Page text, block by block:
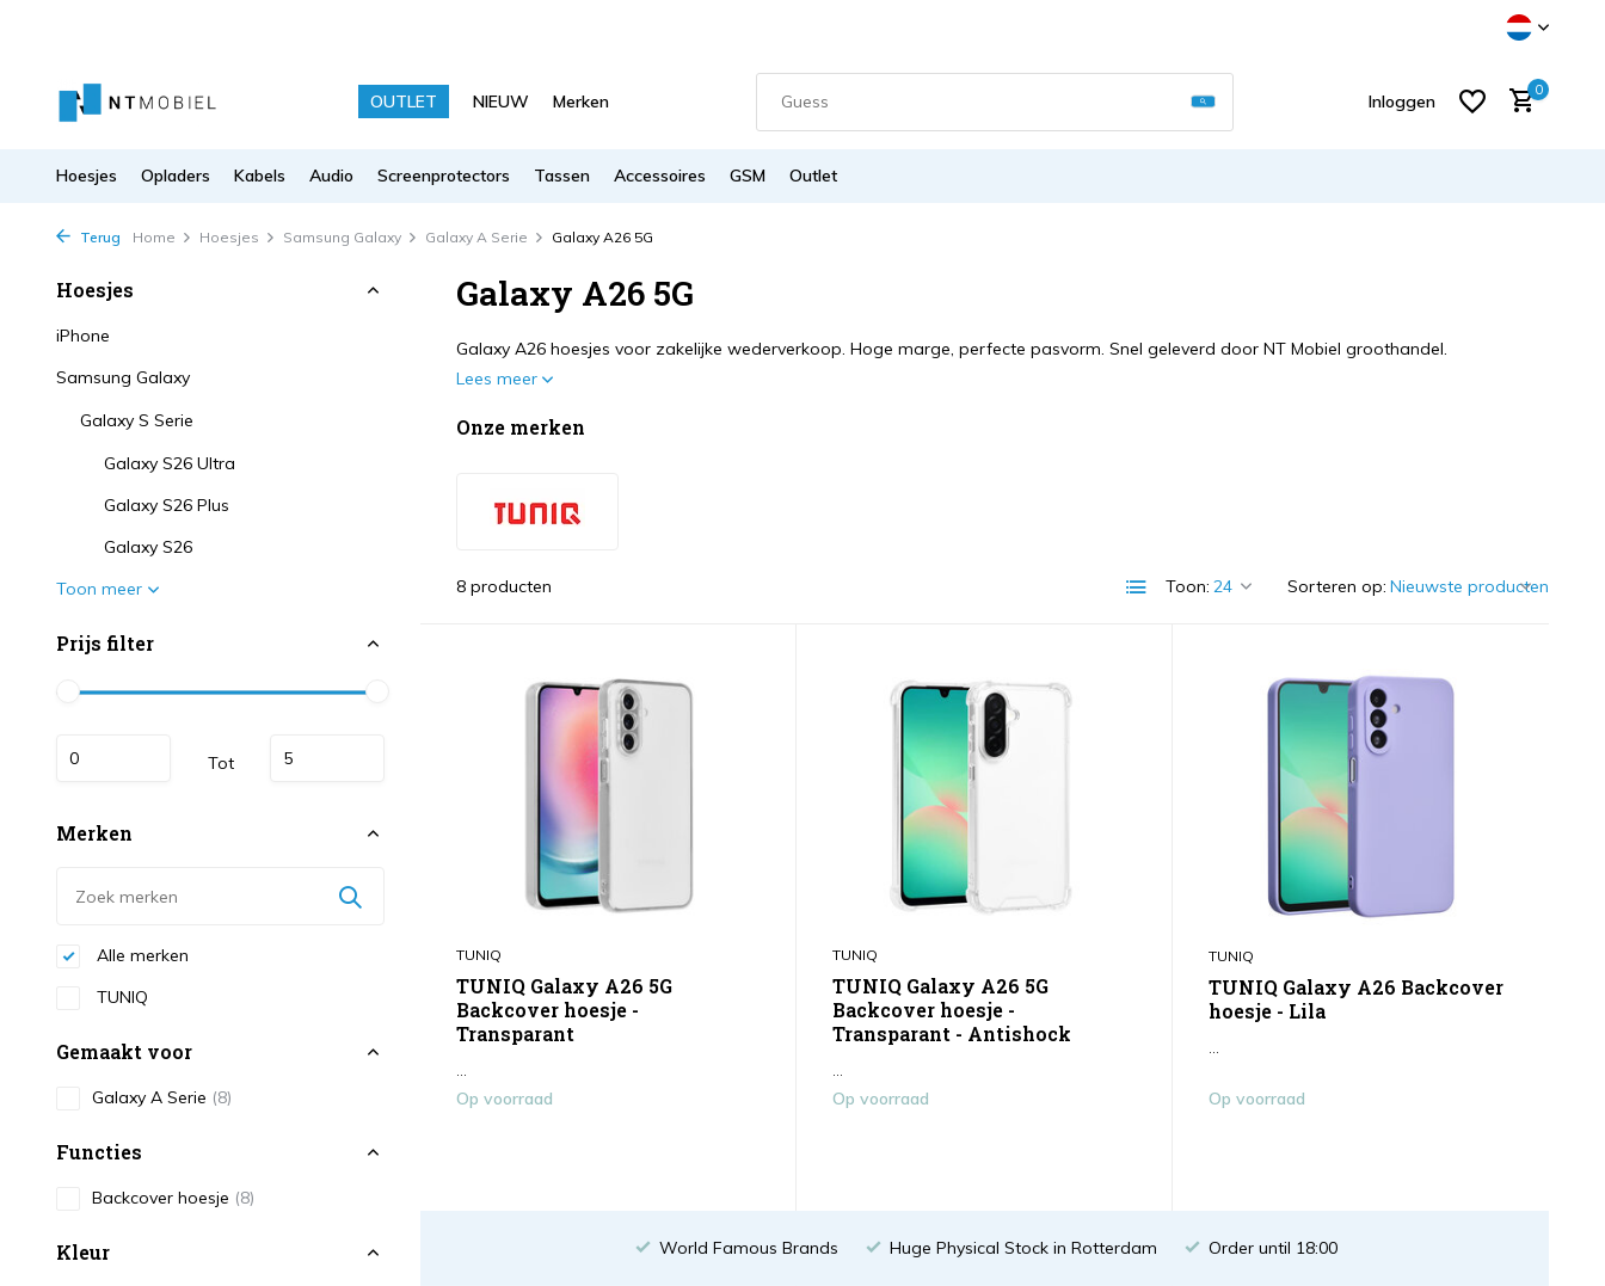
OUTLET NIEUW Merken
Gebruik de pijltjes op en neer om een
Inloggen
0
Hoesjes Opladers Kabels Audio Screenprotectors Tassen Accessoires GSM Outlet
Terug Home Hoesjes Samsung Galaxy Galaxy A Serie Galaxy A26 5G
Hoesjes
iPhone
Samsung Galaxy
Galaxy S Serie
Galaxy S26 Ultra
Galaxy S26 Plus
Galaxy S26
Toon meer
Prijs filter
Tot
Merken
Alle merken
TUNIQ
Gemaakt voor
Galaxy A Serie (8)
Functies
Backcover hoesje (8)
Kleur
Galaxy A26 5G
Galaxy A26 hoesjes voor zakelijke wederverkoop. Hoge marge, perfecte pasvorm. Snel geleverd door NT Mobiel groothandel.
Lees meer
Onze merken
8 producten Toon: Sorteren op:
TUNIQ
TUNIQ Galaxy A26 5G
Backcover hoesje -
Transparant
...
Op voorraad
TUNIQ
TUNIQ Galaxy A26 5G
Backcover hoesje -
Transparant - Antishock
...
Op voorraad
TUNIQ
TUNIQ Galaxy A26 Backcover
hoesje - Lila
...
Op voorraad
World Famous Brands Huge Physical Stock in Rotterdam Order until 18:00